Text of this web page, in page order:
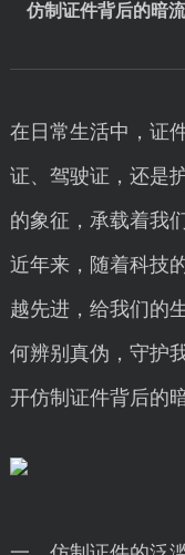
仿制证件背后的暗
在日常生活中，证
证、驾驶证，还是
的象征，承载着我
近年来，随着科技
越先进，给我们的
何辨别真伪，守护
开仿制证件背后的